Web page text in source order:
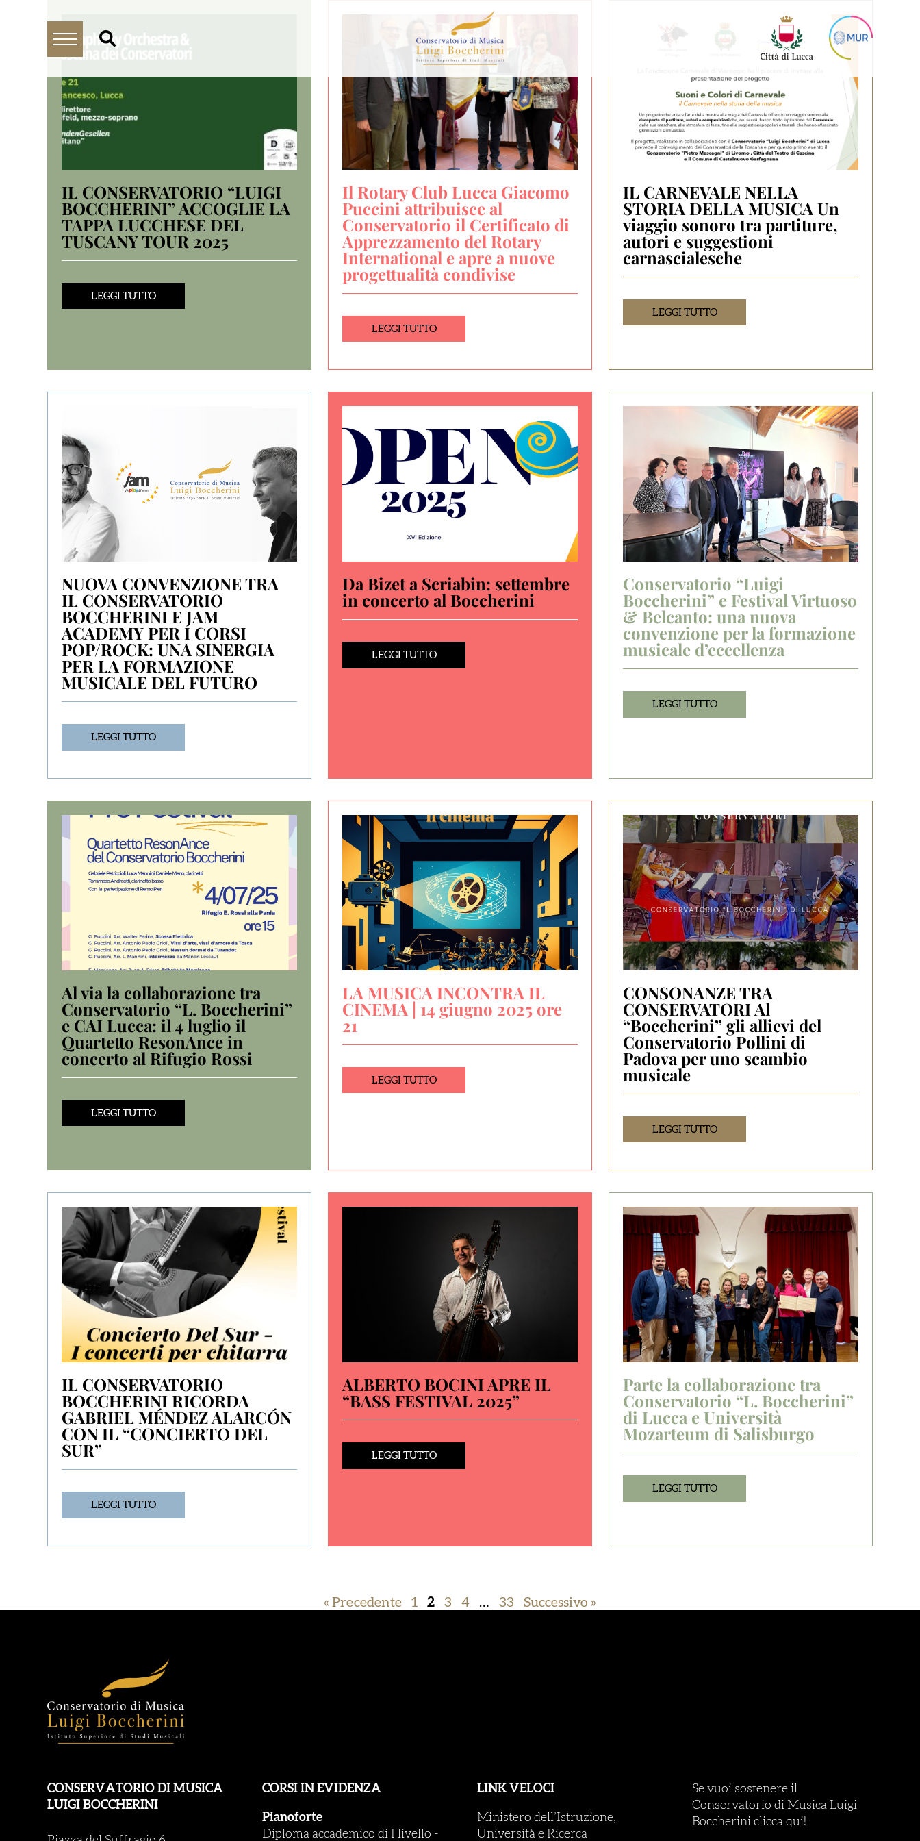
IL CONSERVATORIO “LUIGI
BOCCHERINI” ACCOGLIE LA
TAPPA LUCCHESE DEL
TUSCANY TOUR 2025
LEGGI TUTTO
Il Rotary Club Lucca Giacomo
Puccini attribuisce al
Conservatorio il Certificato di
Apprezzamento del Rotary
International e apre a nuove
progettualità condivise
LEGGI TUTTO
IL CARNEVALE NELLA
STORIA DELLA MUSICA Un
viaggio sonoro tra partiture,
autori e suggestioni
carnascialesche
LEGGI TUTTO
NUOVA CONVENZIONE TRA
IL CONSERVATORIO
BOCCHERINI E JAM
ACADEMY PER I CORSI
POP/ROCK: UNA SINERGIA
PER LA FORMAZIONE
MUSICALE DEL FUTURO
LEGGI TUTTO
Da Bizet a Scriabin: settembre
in concerto al Boccherini
LEGGI TUTTO
Conservatorio “Luigi
Boccherini” e Festival Virtuoso
& Belcanto: una nuova
convenzione per la formazione
musicale d’eccellenza
LEGGI TUTTO
Al via la collaborazione tra
Conservatorio “L. Boccherini”
e CAI Lucca: il 4 luglio il
Quartetto ResonAnce in
concerto al Rifugio Rossi
LEGGI TUTTO
LA MUSICA INCONTRA IL
CINEMA | 14 giugno 2025 ore
21
LEGGI TUTTO
CONSONANZE TRA
CONSERVATORI Al
“Boccherini” gli allievi del
Conservatorio Pollini di
Padova per uno scambio
musicale
LEGGI TUTTO
IL CONSERVATORIO
BOCCHERINI RICORDA
GABRIEL MÉNDEZ ALARCÓN
CON IL “CONCIERTO DEL
SUR”
LEGGI TUTTO
ALBERTO BOCINI APRE IL
“BASS FESTIVAL 2025”
LEGGI TUTTO
Parte la collaborazione tra
Conservatorio “L. Boccherini”
di Lucca e Università
Mozarteum di Salisburgo
LEGGI TUTTO
« Precedente 1 2 3 4 … 33 Successivo »
CONSERVATORIO DI MUSICA
LUIGI BOCCHERINI
CORSI IN EVIDENZA
Pianoforte
Diploma accademico di I livello -
LINK VELOCI
Ministero dell’Istruzione,
Università e Ricerca
Se vuoi sostenere il
Conservatorio di Musica Luigi
Boccherini clicca qui!